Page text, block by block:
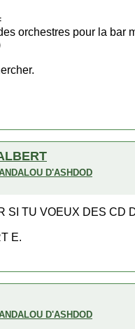
orchestres pour la bar
D'ASHDOD
SI TU VOEUX DES CD
E.
D'ASHDOD